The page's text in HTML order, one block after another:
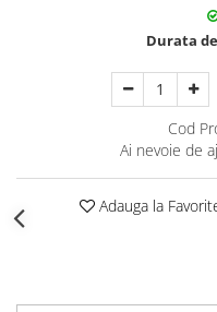
Sweet Wonderland
Crengute Decorative
Decoratiuni Muzicale
Decoratiuni Luminoase
Coronite & Ghirlande
Aromaterapie Craciun
Felicitari, Cutii si Pungi de
Durata
Cod
Ai nevoie de
Adauga la